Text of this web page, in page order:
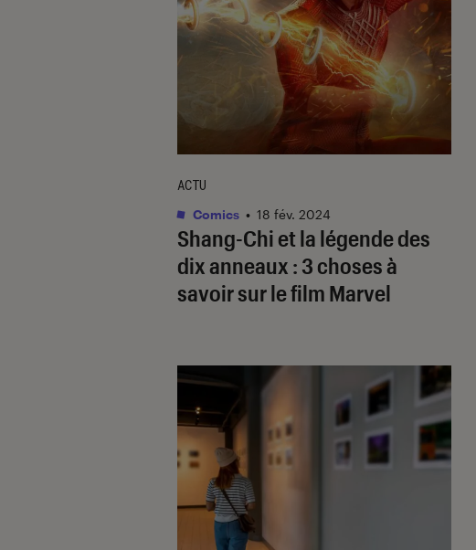
Shang-Chi et la légende des
dix anneaux : 3 choses à
savoir sur le film Marvel
ACTU
Comics • 18 fév. 2024